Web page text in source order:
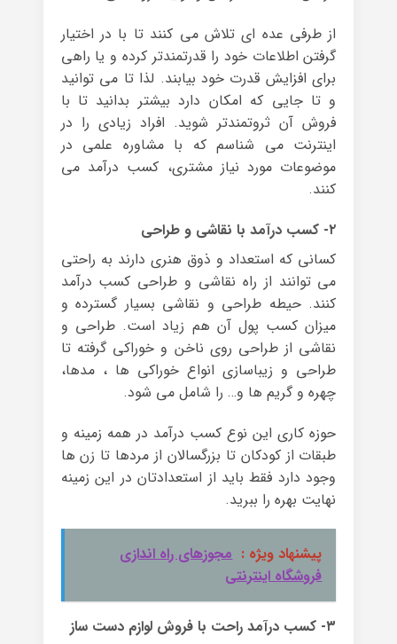
از طرفی عده ای تلاش می کنند تا با در اختیار
گرفتن اطلاعات خود را قدرتمندتر کرده و یا راهی
برای افزایش قدرت خود بیابند. لذا تا می توانید
و تا جایی که امکان دارد بیشتر بدانید تا با
فروش آن ثروتمندتر شوید. افراد زیادی را در
اینترنت می شناسم که با مشاوره علمی در
موضوعات مورد نیاز مشتری، کسب درآمد می
کنند.
۲- کسب درآمد با نقاشی و طراحی
کسانی که استعداد و ذوق هنری دارند به راحتی
می توانند از راه نقاشی و طراحی کسب درآمد
کنند. حیطه طراحی و نقاشی بسیار گسترده و
میزان کسب پول آن هم زیاد است. طراحی و
نقاشی از طراحی روی ناخن و خوراکی گرفته تا
طراحی و زیباسازی انواع خوراکی ها ، مدها،
چهره و گریم ها و… را شامل می شود.
حوزه کاری این نوع کسب درآمد در همه زمینه و
طبقات از کودکان تا بزرگسالان از مردها تا زن ها
وجود دارد فقط باید از استعدادتان در این زمینه
نهایت بهره را ببرید.
پیشنهاد ویژه : مجوزهای راه اندازی
فروشگاه اینترنتی
۳- کسب درآمد راحت با فروش لوازم دست ساز